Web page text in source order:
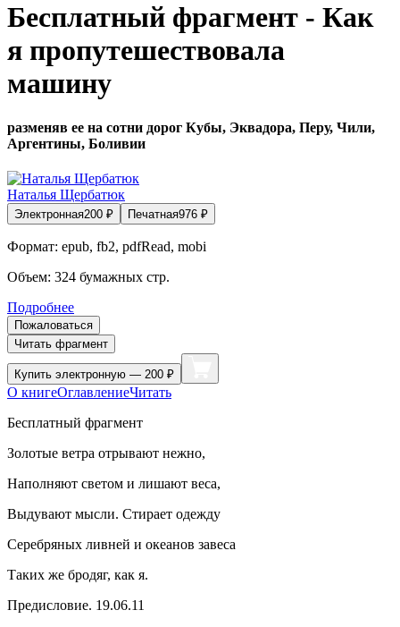
Бесплатный фрагмент - Как
я пропутешествовала
машину
разменяв ее на сотни дорог Кубы, Эквадора, Перу, Чили,
Аргентины, Боливии
Наталья Щербатюк
Электронная200 ₽ Печатная976 ₽
Формат: epub, fb2, pdfRead, mobi
Объем: 324 бумажных стр.
Подробнее
Пожаловаться
Читать фрагмент
Купить электронную — 200 ₽
О книгеОглавлениеЧитать
Бесплатный фрагмент
Золотые ветра отрывают нежно,
Наполняют светом и лишают веса,
Выдувают мысли. Стирает одежду
Серебряных ливней и океанов завеса
Таких же бродяг, как я.
Предисловие. 19.06.11